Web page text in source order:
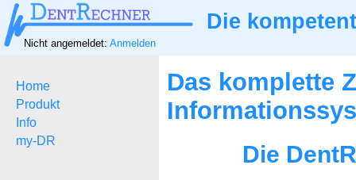
Die
Nicht angemeldet: Anmelden
Home
Produkt
Info
my-DR
Das komplette
Die